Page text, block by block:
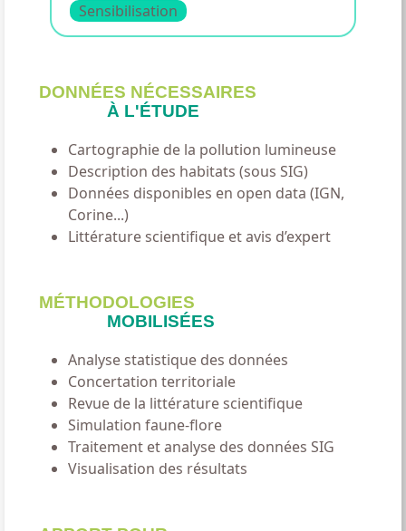
Sensibilisation
DONNÉES NÉCESSAIRES
À L'ÉTUDE
Cartographie de la pollution lumineuse
Description des habitats (sous SIG)
Données disponibles en open data (IGN,
Corine...)
Littérature scientiﬁque et avis d’expert
MÉTHODOLOGIES
MOBILISÉES
Analyse statistique des données
Concertation territoriale
Revue de la littérature scientiﬁque
Simulation faune-ﬂore
Traitement et analyse des données SIG
Visualisation des résultats